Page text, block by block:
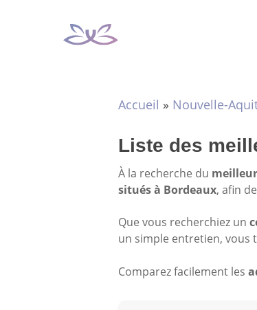
Accueil » Nouvelle-
Liste des
À la recherche du
situés à Bordeaux, afin
Que vous recherchiez un
un simple entretien, vous
Comparez facilement les